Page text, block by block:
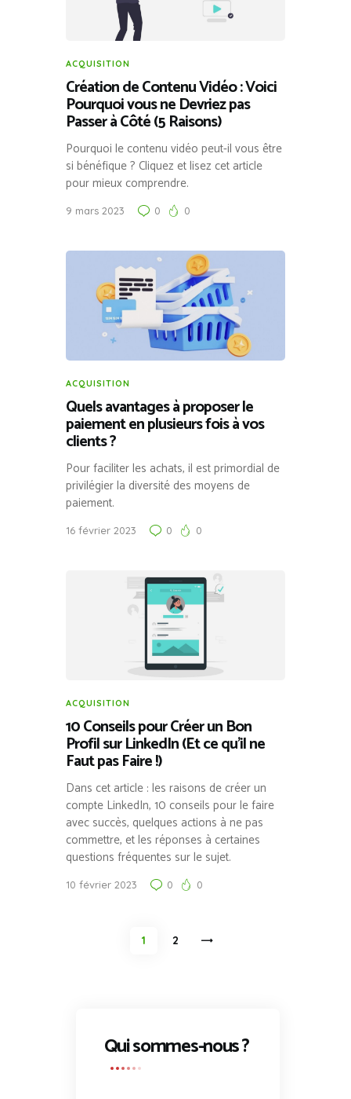
ACQUISITION
Création de Contenu Vidéo : Voici
Pourquoi vous ne Devriez pas
Passer à Côté (5 Raisons)
Pourquoi le contenu vidéo peut-il vous être
si bénéfique ? Cliquez et lisez cet article
pour mieux comprendre.
9 mars 2023 0 0
ACQUISITION
Quels avantages à proposer le
paiement en plusieurs fois à vos
clients ?
Pour faciliter les achats, il est primordial de
privilégier la diversité des moyens de
paiement.
16 février 2023 0 0
ACQUISITION
10 Conseils pour Créer un Bon
Profil sur LinkedIn (Et ce qu’il ne
Faut pas Faire !)
Dans cet article : les raisons de créer un
compte LinkedIn, 10 conseils pour le faire
avec succès, quelques actions à ne pas
commettre, et les réponses à certaines
questions fréquentes sur le sujet.
10 février 2023 0 0
PaginationPAGE
1 PAGE
2
Qui sommes-nous ?